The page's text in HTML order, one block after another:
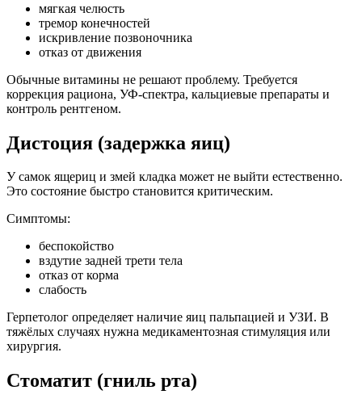
мягкая челюсть
тремор конечностей
искривление позвоночника
отказ от движения
Обычные витамины не решают проблему. Требуется
коррекция рациона, УФ-спектра, кальциевые препараты и
контроль рентгеном.
Дистоция (задержка яиц)
У самок ящериц и змей кладка может не выйти естественно.
Это состояние быстро становится критическим.
Симптомы:
беспокойство
вздутие задней трети тела
отказ от корма
слабость
Герпетолог определяет наличие яиц пальпацией и УЗИ. В
тяжёлых случаях нужна медикаментозная стимуляция или
хирургия.
Стоматит (гниль рта)